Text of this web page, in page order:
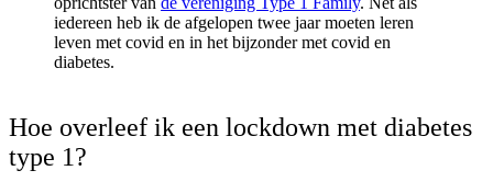
iedereen heb ik de afgelopen twee jaar moeten leren
leven met covid en in het bijzonder met covid en
diabetes.
Hoe overleef ik een lockdown met diabetes
type 1?